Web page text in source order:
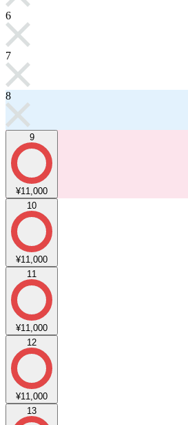
6
7
8
9
¥11,000
10
¥11,000
11
¥11,000
12
¥11,000
13